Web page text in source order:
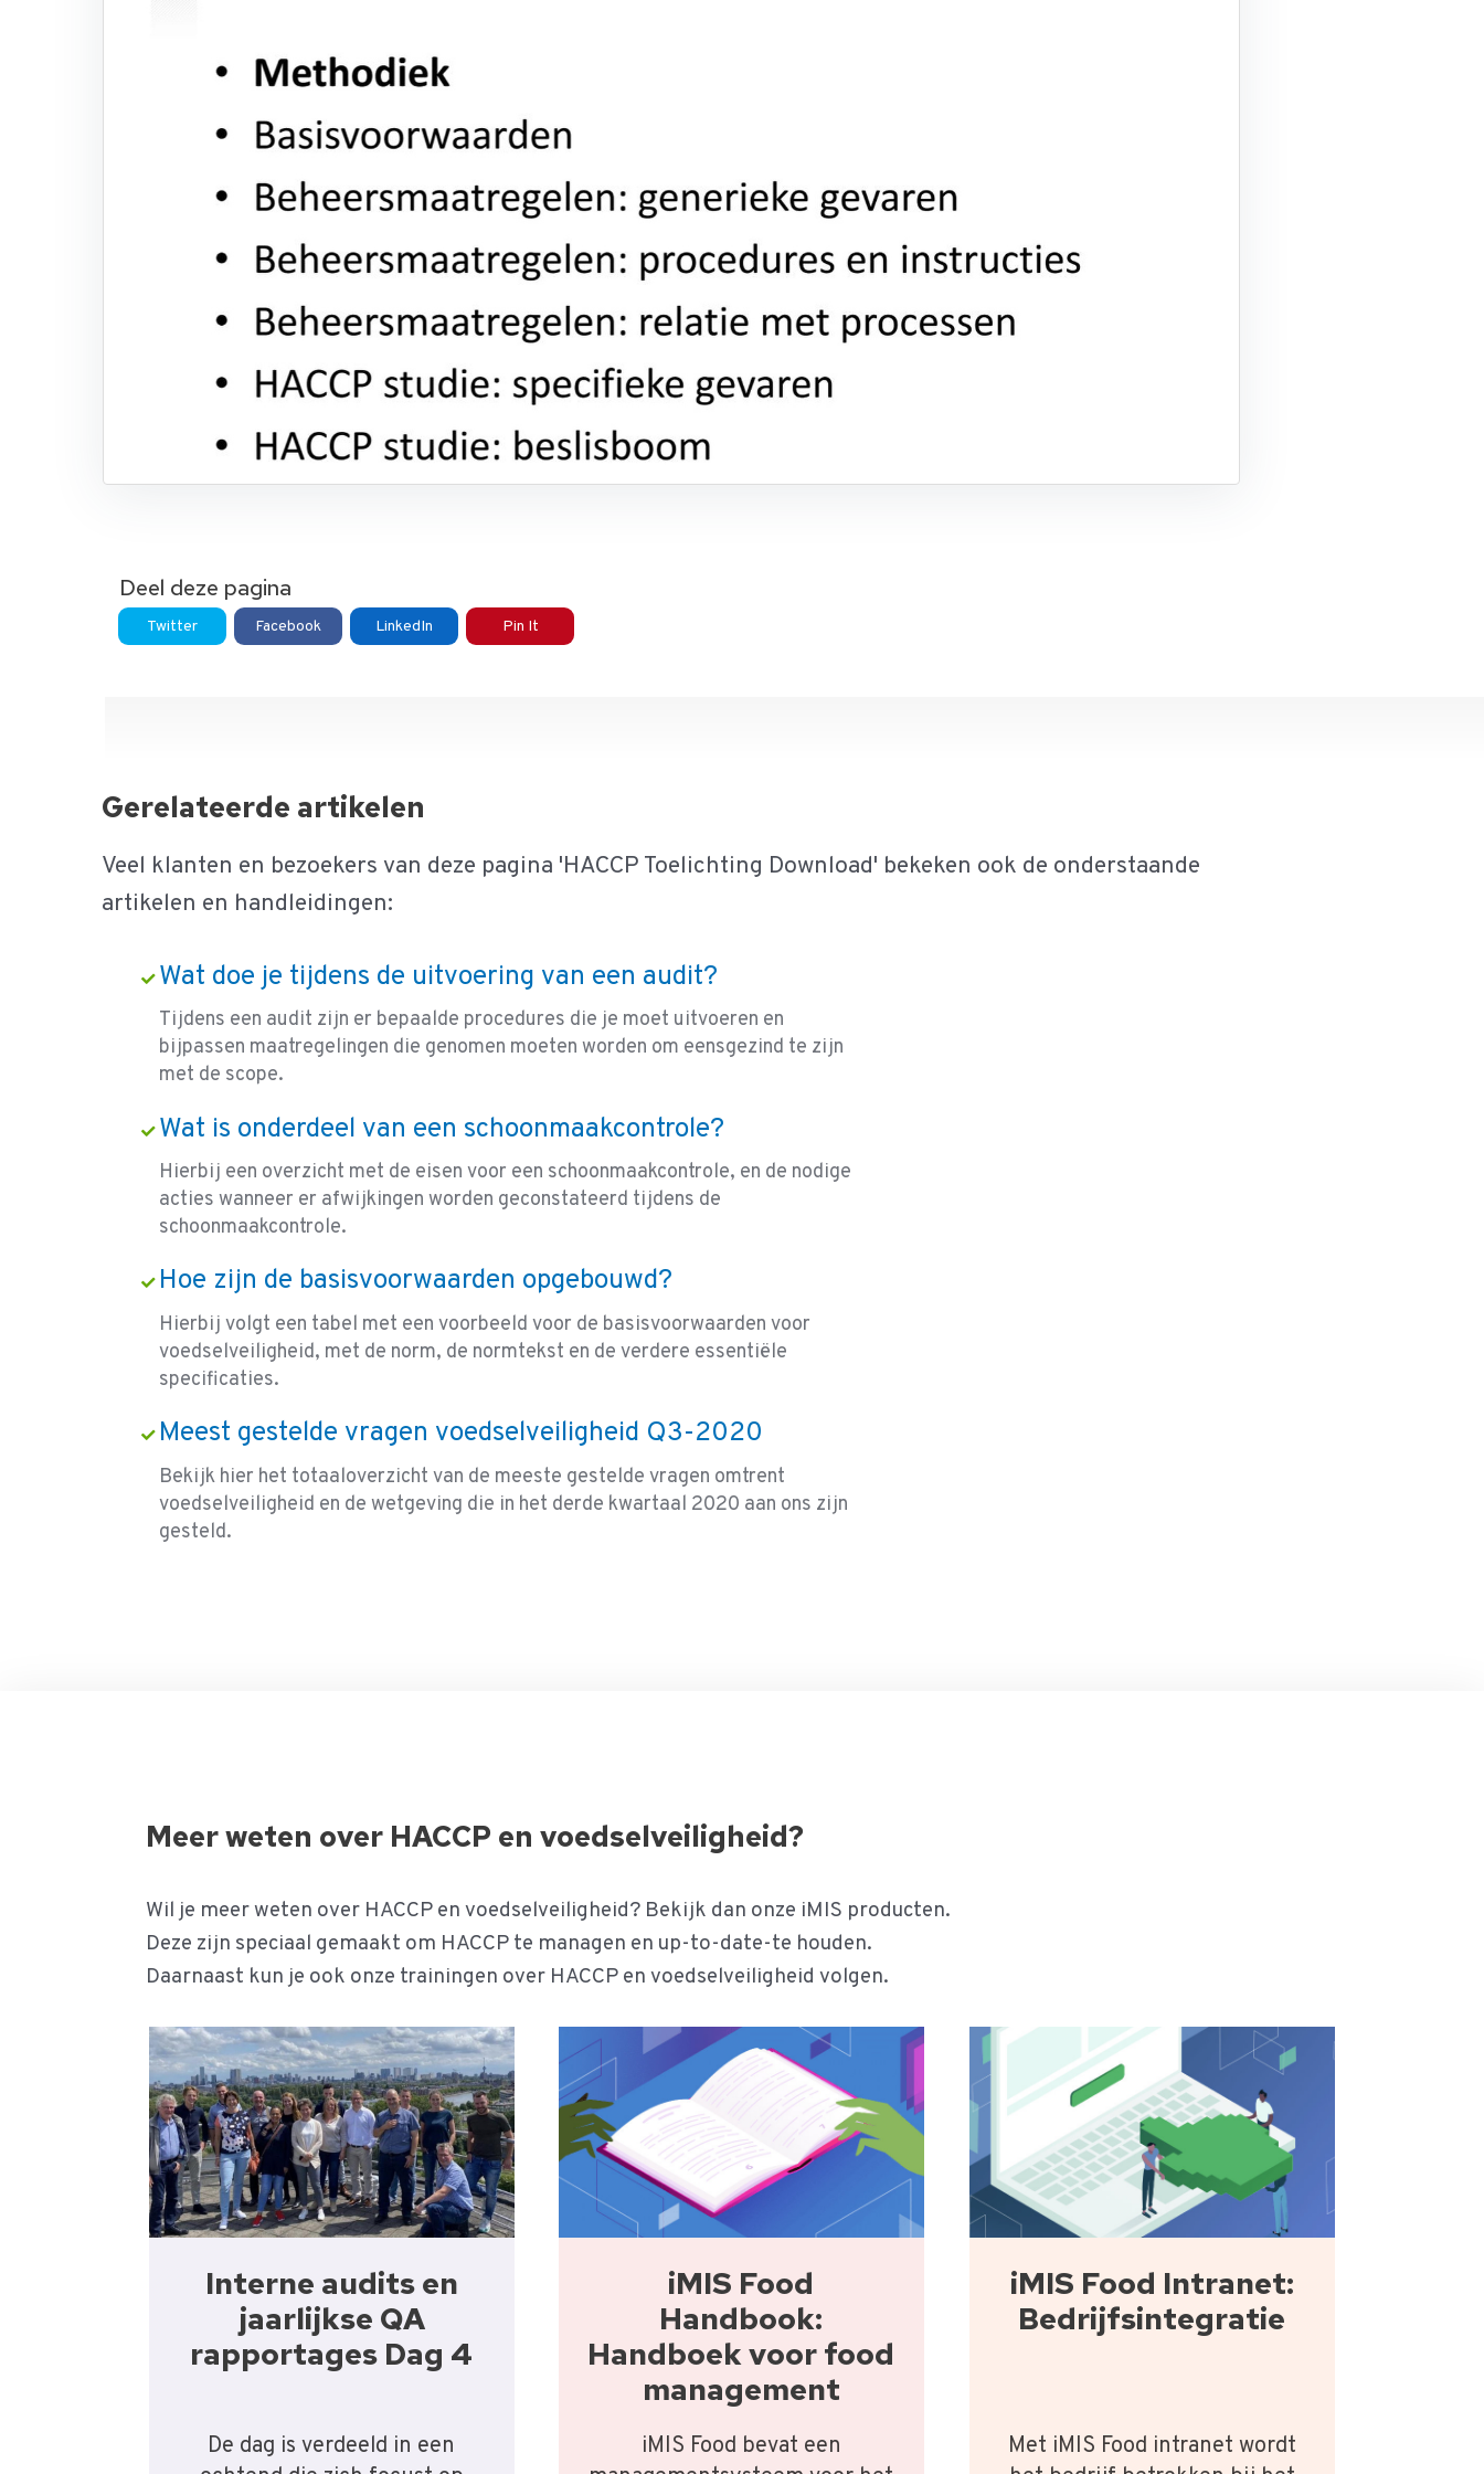
Deel deze pagina
Twitter Facebook LinkedIn Pin It
Gerelateerde artikelen
Veel klanten en bezoekers van deze pagina 'HACCP Toelichting Download' bekeken ook de onderstaande
artikelen en handleidingen:
Wat doe je tijdens de uitvoering van een audit?
Tijdens een audit zijn er bepaalde procedures die je moet uitvoeren en
bijpassen maatregelingen die genomen moeten worden om eensgezind te zijn
met de scope.
Wat is onderdeel van een schoonmaakcontrole?
Hierbij een overzicht met de eisen voor een schoonmaakcontrole, en de nodige
acties wanneer er afwijkingen worden geconstateerd tijdens de
schoonmaakcontrole.
Hoe zijn de basisvoorwaarden opgebouwd?
Hierbij volgt een tabel met een voorbeeld voor de basisvoorwaarden voor
voedselveiligheid, met de norm, de normtekst en de verdere essentiële
specificaties.
Meest gestelde vragen voedselveiligheid Q3-2020
Bekijk hier het totaaloverzicht van de meeste gestelde vragen omtrent
voedselveiligheid en de wetgeving die in het derde kwartaal 2020 aan ons zijn
gesteld.
Meer weten over HACCP en voedselveiligheid?
Wil je meer weten over HACCP en voedselveiligheid? Bekijk dan onze iMIS producten.
Deze zijn speciaal gemaakt om HACCP te managen en up-to-date-te houden.
Daarnaast kun je ook onze trainingen over HACCP en voedselveiligheid volgen.
Interne audits en
jaarlijkse QA
rapportages Dag 4
De dag is verdeeld in een
iMIS Food
Handbook:
Handboek voor food
management
iMIS Food bevat een
iMIS Food Intranet:
Bedrijfsintegratie
Met iMIS Food intranet wordt